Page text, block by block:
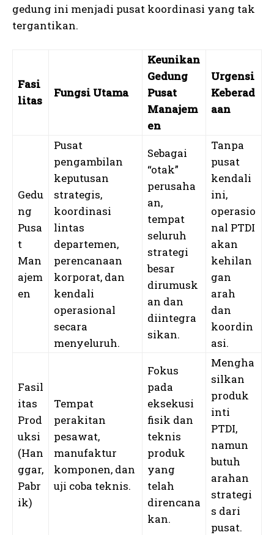
gedung ini menjadi pusat koordinasi yang tak
tergantikan.
Fasi
litas
Fungsi Utama
Keunikan
Gedung
Pusat
Manajem
en
Urgensi
Keberad
aan
Gedu
ng
Pusa
t
Man
ajem
en
Pusat
pengambilan
keputusan
strategis,
koordinasi
lintas
departemen,
perencanaan
korporat, dan
kendali
operasional
secara
menyeluruh.
Sebagai
“otak”
perusaha
an,
tempat
seluruh
strategi
besar
dirumusk
an dan
diintegra
sikan.
Tanpa
pusat
kendali
ini,
operasio
nal PTDI
akan
kehilan
gan
arah
dan
koordin
asi.
Fasil
itas
Prod
uksi
(Han
ggar,
Pabr
ik)
Tempat
perakitan
pesawat,
manufaktur
komponen, dan
uji coba teknis.
Fokus
pada
eksekusi
fisik dan
teknis
produk
yang
telah
direncana
kan.
Mengha
silkan
produk
inti
PTDI,
namun
butuh
arahan
strategi
s dari
pusat.